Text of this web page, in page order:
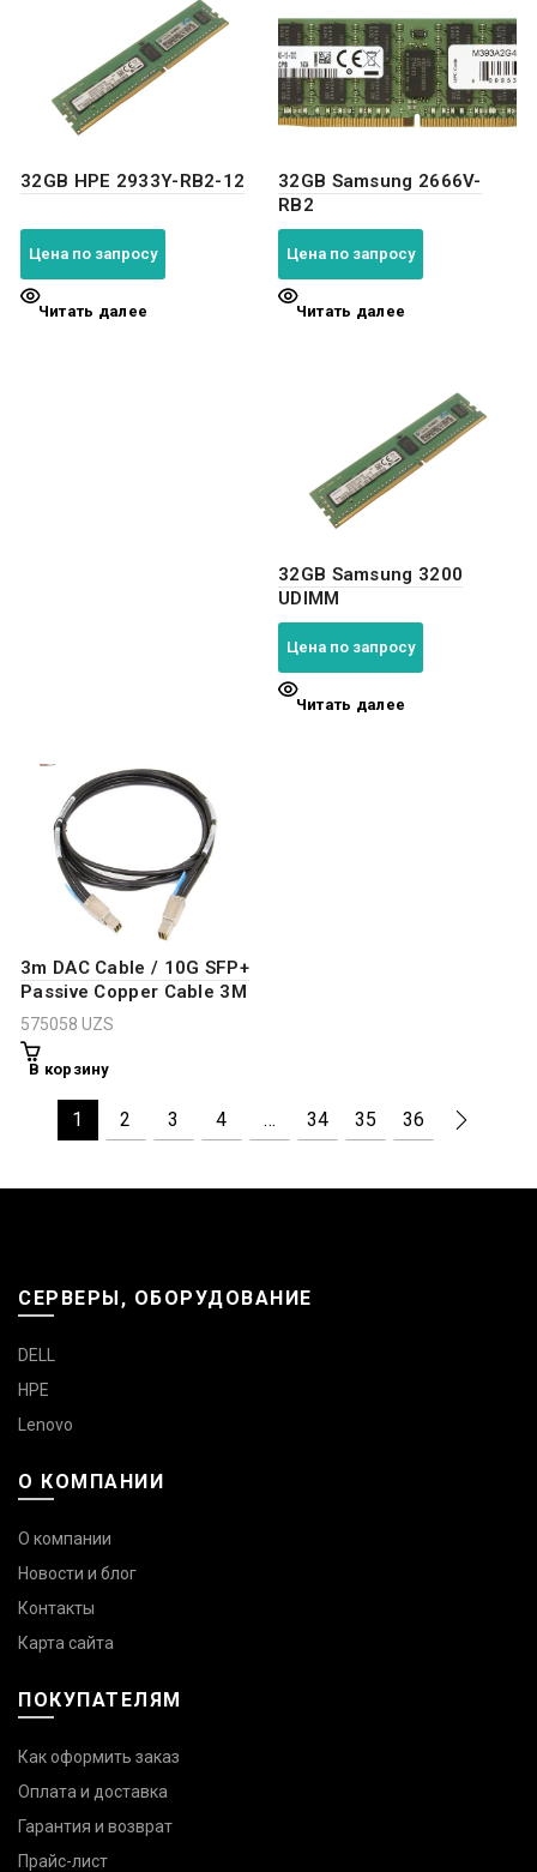
32GB HPE 2933Y-RB2-12
Цена по запросу
Читать далее
32GB Samsung 2666V-
RB2
Цена по запросу
Читать далее
32GB Samsung 3200
UDIMM
Цена по запросу
Читать далее
3m DAC Cable / 10G SFP+
Passive Copper Cable 3M
575058 UZS
В корзину
1 2 3 4 … 34 35 36
СЕРВЕРЫ, ОБОРУДОВАНИЕ
DELL
HPE
Lenovo
О КОМПАНИИ
О компании
Новости и блог
Контакты
Карта сайта
ПОКУПАТЕЛЯМ
Как оформить заказ
Оплата и доставка
Гарантия и возврат
Прайс-лист